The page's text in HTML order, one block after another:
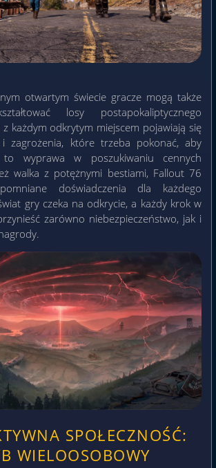
otwartym świecie gracze mogą także
losy postapokaliptycznego
każdym odkrytym miejscem pojawiają się
zagrożenia, które trzeba pokonać, aby
to wyprawa w poszukiwaniu cennych
walka z potężnymi bestiami, Fallout 76
doświadczenia dla każdego
gry czeka na odkrycie, a każdy krok w
zarówno niebezpieczeństwo, jak i
SPOŁECZNOŚĆ:
WIELOOSOBOWY